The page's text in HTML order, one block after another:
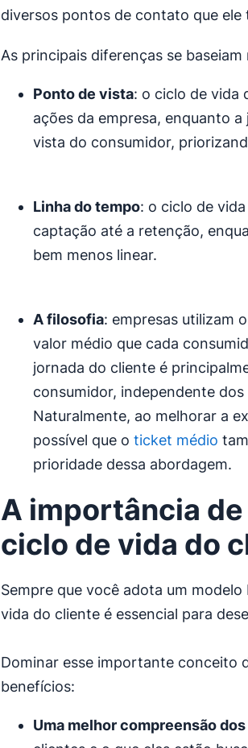
diversos pontos de contato que ele
As principais diferenças se baseiam
Ponto de vista: o ciclo de vida
ações da empresa, enquanto
vista do consumidor,
Linha do tempo: o ciclo de
captação até a retenção,
bem menos linear.
A filosofia: empresas utilizam
valor médio que cada
jornada do cliente é
consumidor, independente dos
Naturalmente, ao melhorar a
possível que o ticket médio
prioridade dessa abordagem.
A importância
ciclo de vida do
Sempre que você adota um modelo
vida do cliente é essencial para
Dominar esse importante conceito
benefícios:
Uma melhor compreensão